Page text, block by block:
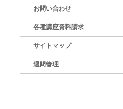
お問い合わせ
各種講座資料請求
サイトマップ
週間管理